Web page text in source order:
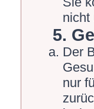
nicht
5.
Der
nur